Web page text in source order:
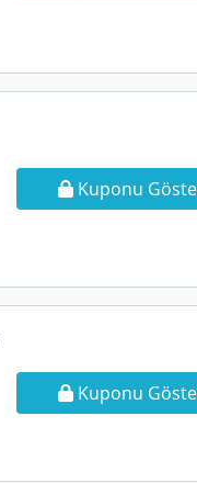
Kuponu
Kuponu